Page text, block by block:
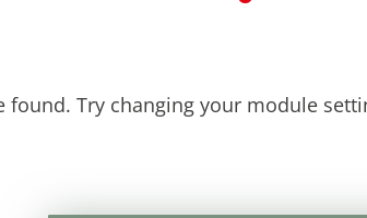
Try changing your module